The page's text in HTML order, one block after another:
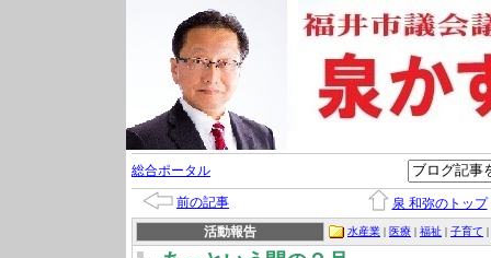
総合ポータル
前の記事
泉 和弥のトップ
活動報告
水産業 | 医療 | 福祉 | 子育て |